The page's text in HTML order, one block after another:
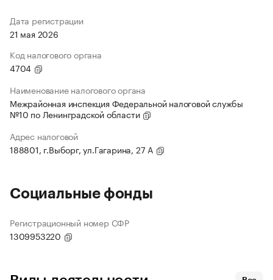
Дата регистрации
21 мая 2026
Код налогового органа
4704
Наименование налогового органа
Межрайонная инспекция Федеральной налоговой службы
№10 по Ленинградской области
Адрес налоговой
188801, г.Выборг, ул.Гагарина, 27 А
Социальные фонды
Регистрационный номер СФР
1309953220